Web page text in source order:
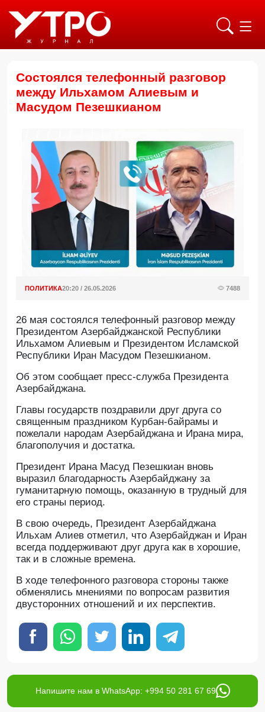
Состоялся телефонный разговор
между Ильхамом Алиевым и
Масудом Пезешкианом
ПОЛИТИКА20:20 / 26.05.2026 7488
26 мая состоялся телефонный разговор между
Президентом Азербайджанской Республики
Ильхамом Алиевым и Президентом Исламской
Республики Иран Масудом Пезешкианом.
Об этом сообщает пресс-служба Президента
Азербайджана.
Главы государств поздравили друг друга со
священным праздником Курбан-байрамы и
пожелали народам Азербайджана и Ирана мира,
благополучия и достатка.
Президент Ирана Масуд Пезешкиан вновь
выразил благодарность Азербайджану за
гуманитарную помощь, оказанную в трудный для
его страны период.
В свою очередь, Президент Азербайджана
Ильхам Алиев отметил, что Азербайджан и Иран
всегда поддерживают друг друга как в хорошие,
так и в сложные времена.
В ходе телефонного разговора стороны также
обменялись мнениями по вопросам развития
двусторонних отношений и их перспектив.
Напишите нам в WhatsApp: +994 50 281 67 69